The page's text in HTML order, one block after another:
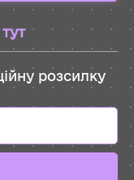
тут
розсилку